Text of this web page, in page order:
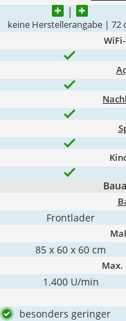
keine Herstellerangabe | 72
Frontlader
85 x 60 x 60 cm
Max.
1.400 U/min
besonders geringer